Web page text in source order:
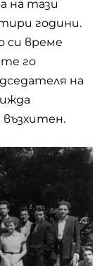
на тази
години.
си време
го
на